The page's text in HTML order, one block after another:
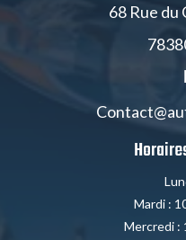
68 Rue du
Mardi :
Mercredi :